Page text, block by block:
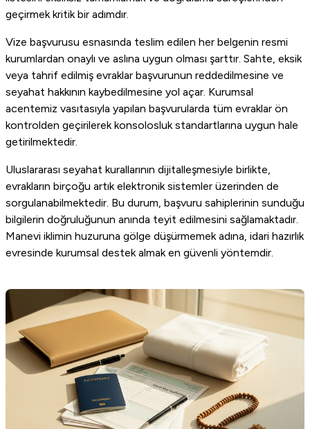
geçirmek kritik bir adımdır.
Vize başvurusu esnasında teslim edilen her belgenin resmi
kurumlardan onaylı ve aslına uygun olması şarttır. Sahte, eksik
veya tahrif edilmiş evraklar başvurunun reddedilmesine ve
seyahat hakkının kaybedilmesine yol açar. Kurumsal
acentemiz vasıtasıyla yapılan başvurularda tüm evraklar ön
kontrolden geçirilerek konsolosluk standartlarına uygun hale
getirilmektedir.
Uluslararası seyahat kurallarının dijitalleşmesiyle birlikte,
evrakların birçoğu artık elektronik sistemler üzerinden de
sorgulanabilmektedir. Bu durum, başvuru sahiplerinin sunduğu
bilgilerin doğruluğunun anında teyit edilmesini sağlamaktadır.
Manevi iklimin huzuruna gölge düşürmemek adına, idari hazırlık
evresinde kurumsal destek almak en güvenli yöntemdir.